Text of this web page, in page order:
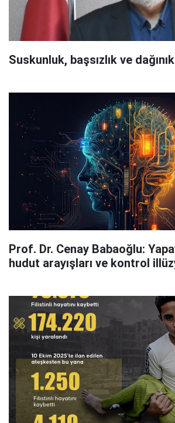
Suskunluk, başsızlık ve
Prof. Dr. Cenay Babaoğlu:
hudut arayışları ve kontrol